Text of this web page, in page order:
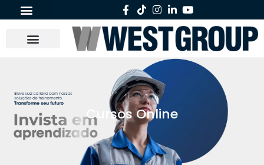
Cursos Online